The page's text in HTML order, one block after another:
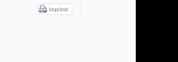
Imprimir